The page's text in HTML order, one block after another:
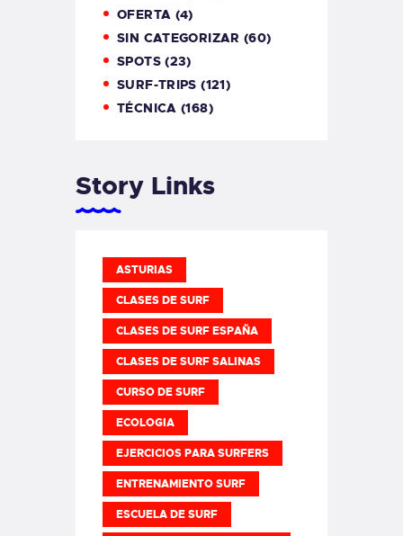
OFERTA (4)
SIN CATEGORIZAR (60)
SPOTS(23)
SURF-TRIPS (121)
TÉCNICA (168)
Story Links
ASTURIAS
CLASES DE SURF
CLASES DE SURF ESPAÑA
CLASES DE SURF SALINAS
CURSO DE SURF
ECOLOGIA
EJERCICIOS PARA SURFERS
ENTRENAMIENTO SURF
ESCUELA DE SURF